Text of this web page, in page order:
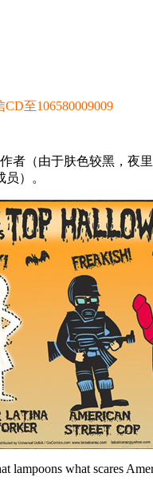
至106580009009
者（由于肤色较黑，
）。
what scares